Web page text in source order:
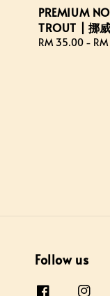
PREMIUM
TROUT | 挪
Regular
RM 35.00 -
Follow us